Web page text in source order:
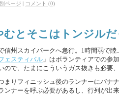
ページ | コメント (0)
むとそこはトンジルだ
信州スカイパークへ急行。1時間弱で
ェスティバル 」はボランティアでの参
ので、たまにこういうガス抜きも必要、
まりフィニッシュ後のランナーにバナ
ンナーを呼ぶ必要があるし、行列が出